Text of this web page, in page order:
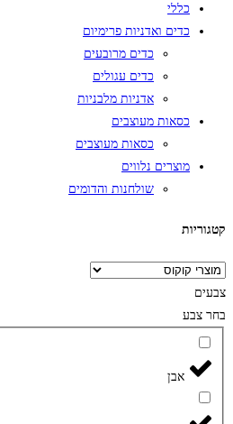
כללי
כדים ואדניות פרימיום
כדים מרובעים
כדים עגולים
אדניות מלבניות
כסאות מעוצבים
כסאות מעוצבים
מוצרים נלווים
שולחנות והדומים
קטגוריות
צבעים
בחר צבע
אבן